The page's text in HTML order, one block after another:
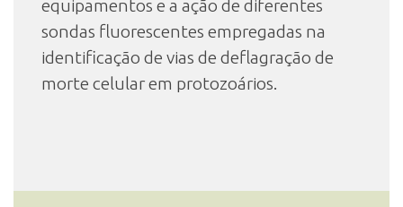
equipamentos e a ação de diferentes
sondas fluorescentes empregadas na
identificação de vias de deflagração de
morte celular em protozoários.